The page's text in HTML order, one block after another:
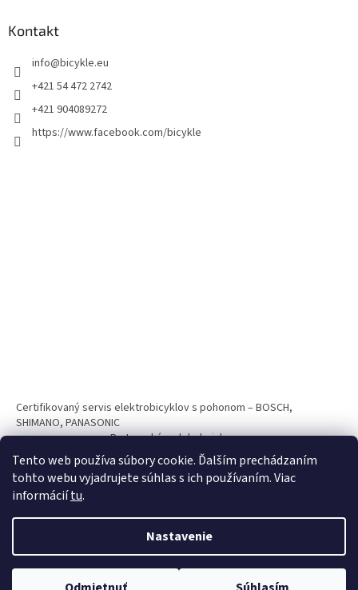
Tento web používa súbory cookie. Ďalším prechádzaním
tohto webu vyjadrujete súhlas s ich používaním. Viac
informáciítu.
Nastavenie
Kontakt
info@bicykle.eu
+421 54 472 2742
+421 904089272
https://www.facebook.com/bicykle
Certifikovaný servis elektrobicyklov s pohonom – BOSCH,
SHIMANO, PANASONIC
Partnerský web hokejshop.eu
Vytvoril Shoptet